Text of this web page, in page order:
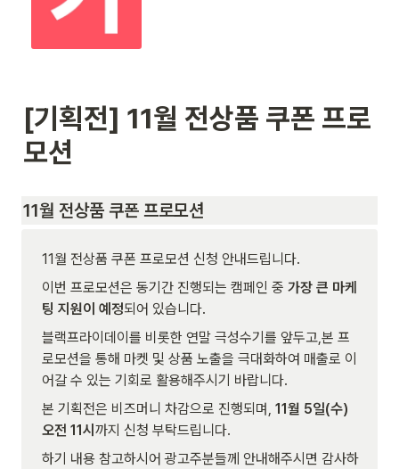
[기획전] 11월 전상품 쿠폰 프로
모션
11월 전상품 쿠폰 프로모션
11월 전상품 쿠폰 프로모션 신청 안내드립니다.
이번 프로모션은 동기간 진행되는 캠페인 중 가장 큰 마케
팅 지원이 예정되어 있습니다.
블랙프라이데이를 비롯한 연말 극성수기를 앞두고,본 프
로모션을 통해 마켓 및 상품 노출을 극대화하여 매출로 이
어갈 수 있는 기회로 활용해주시기 바랍니다.
본 기획전은 비즈머니 차감으로 진행되며, 11월 5일(수)
오전 11시 까지 신청 부탁드립니다.
하기 내용 참고하시어 광고주분들께 안내해주시면 감사하